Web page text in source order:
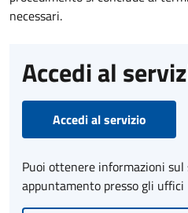
necessari.
Accedi al
Accedi al servizio
Puoi ottenere informazioni
appuntamento presso gli uffici